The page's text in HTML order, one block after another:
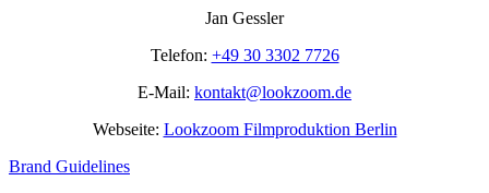
Jan Gessler
Telefon: +49 30 3302 7726
E-Mail: kontakt@lookzoom.de
Webseite: Lookzoom Filmproduktion Berlin
Brand Guidelines